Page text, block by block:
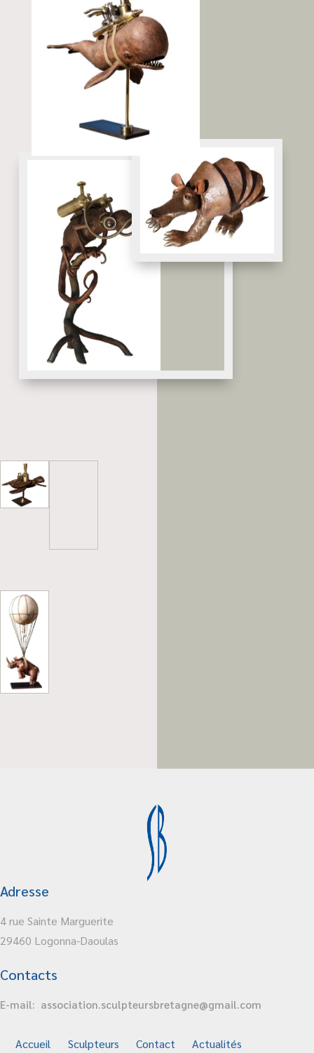
Adresse
4 rue Sainte Marguerite
29460 Logonna-Daoulas
Contacts
E-mail: association.sculpteursbretagne@gmail.com
Accueil Sculpteurs Contact Actualités